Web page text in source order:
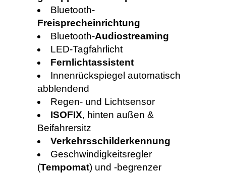
Bluetooth-
Freisprecheinrichtung
Bluetooth-Audiostreaming
LED-Tagfahrlicht
Fernlichtassistent
Innenrückspiegel automatisch
abblendend
Regen- und Lichtsensor
ISOFIX, hinten außen &
Beifahrersitz
Verkehrsschilderkennung
Geschwindigkeitsregler
(Tempomat) und -begrenzer